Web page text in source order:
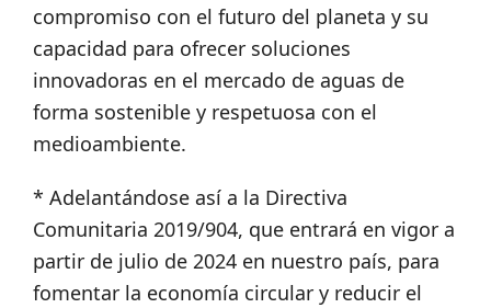
compromiso con el futuro del planeta y su
capacidad para ofrecer soluciones
innovadoras en el mercado de aguas de
forma sostenible y respetuosa con el
medioambiente.
* Adelantándose así a la Directiva
Comunitaria 2019/904, que entrará en vigor a
partir de julio de 2024 en nuestro país, para
fomentar la economía circular y reducir el